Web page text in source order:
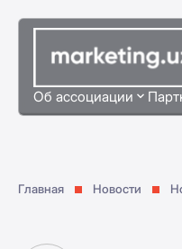
Об ассоциации
Главная Новости